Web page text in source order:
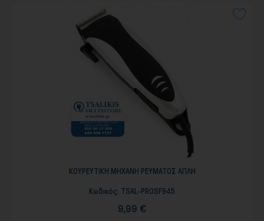
ΚΟΥΡΕΥΤΙΚΗ ΜΗΧΑΝΗ ΡΕΥΜΑΤΟΣ ΑΠΛΗ
Κωδικός: TSAL-PROSF945
9,99 €